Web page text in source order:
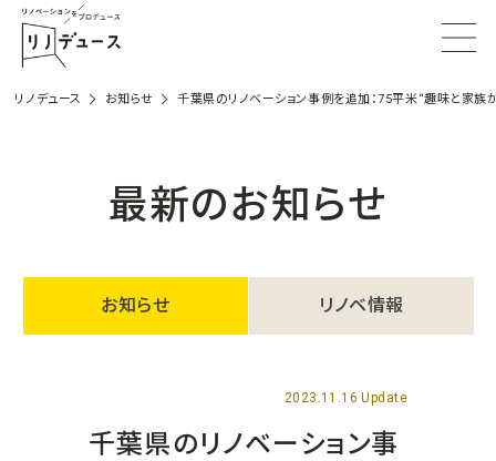
リノデュース お知らせ 千葉県のリノベーション事例を追加：75平米“趣味と家族
最新のお知らせ
お知らせ リノベ情報
2023.11.16 Update
千葉県のリノベーション事